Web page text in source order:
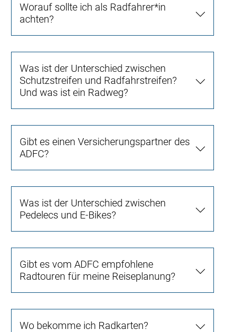
Worauf sollte ich als Radfahrer*in
achten?
Was ist der Unterschied zwischen
Schutzstreifen und Radfahrstreifen?
Und was ist ein Radweg?
Gibt es einen Versicherungspartner des
ADFC?
Was ist der Unterschied zwischen
Pedelecs und E-Bikes?
Gibt es vom ADFC empfohlene
Radtouren für meine Reiseplanung?
Wo bekomme ich Radkarten?